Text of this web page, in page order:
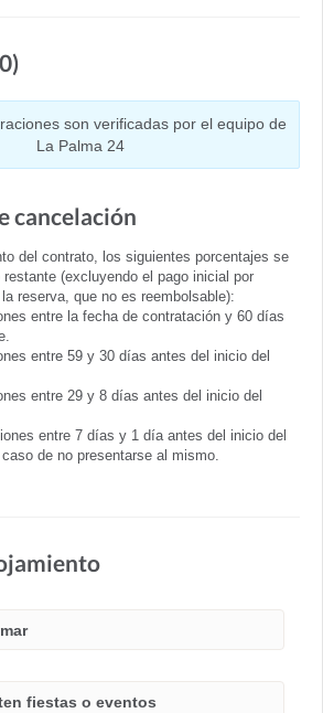
son verificadas por el equipo de
La Palma 24
cancelación
del contrato, los siguientes porcentajes se
(excluyendo el pago inicial por
reserva, que no es reembolsable):
entre la fecha de contratación y 60 días
entre 59 y 30 días antes del inicio del
entre 29 y 8 días antes del inicio del
entre 7 días y 1 día antes del inicio del
de no presentarse al mismo.
fiestas o eventos